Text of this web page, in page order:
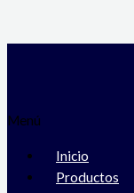
Menú
Inicio
Productos